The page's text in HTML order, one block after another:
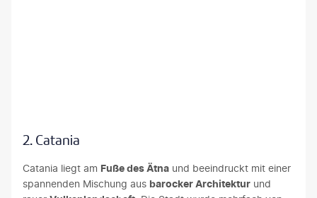
2. Catania
Catania liegt am Fuße des Ätna und beeindruckt mit einer
spannenden Mischung aus barocker Architektur und